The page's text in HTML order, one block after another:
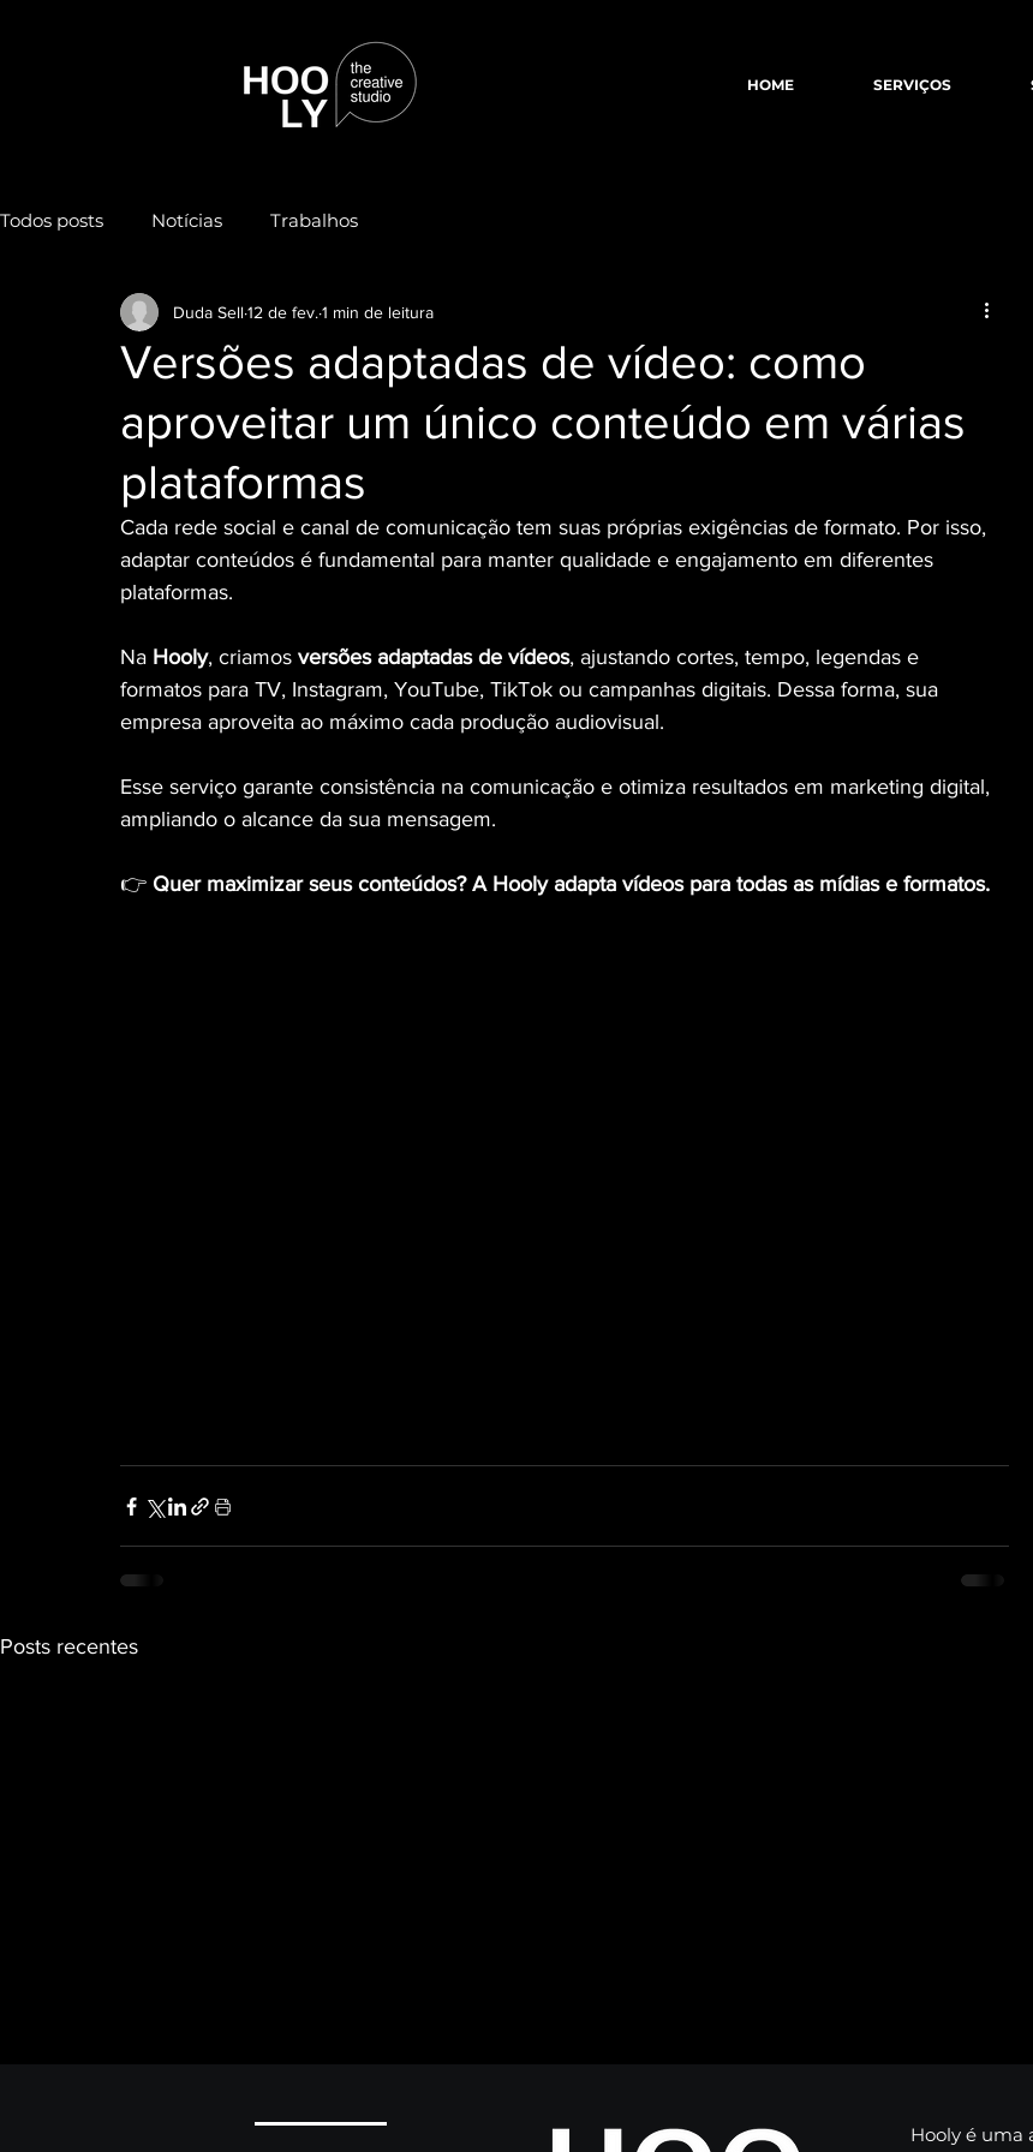
HOME SERVIÇOS
Todos posts Notícias Trabalhos
Versões adaptadas de vídeo: como
aproveitar um único conteúdo em várias
plataformas
Duda Sell12 de fev. 1 min de leitura
Cada rede social e canal de comunicação tem suas próprias exigências de formato. Por isso,
adaptar conteúdos é fundamental para manter qualidade e engajamento em diferentes
plataformas.
Na Hooly, criamos versões adaptadas de vídeos, ajustando cortes, tempo, legendas e
formatos para TV, Instagram, YouTube, TikTok ou campanhas digitais. Dessa forma, sua
empresa aproveita ao máximo cada produção audiovisual.
Esse serviço garante consistência na comunicação e otimiza resultados em marketing digital,
ampliando o alcance da sua mensagem.
👉 Quer maximizar seus conteúdos? A Hooly adapta vídeos para todas as mídias e formatos.
Posts recentes
Hooly é uma